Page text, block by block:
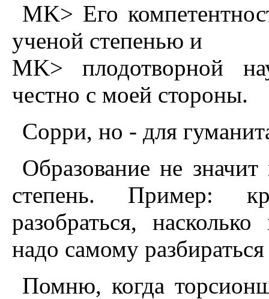
MK> Его
ученой степенью и
MK> плодотворной
честно с моей стороны.
Сорри, но - для
Образование не
степень. Пример:
разобраться,
надо самому
Помню, когда